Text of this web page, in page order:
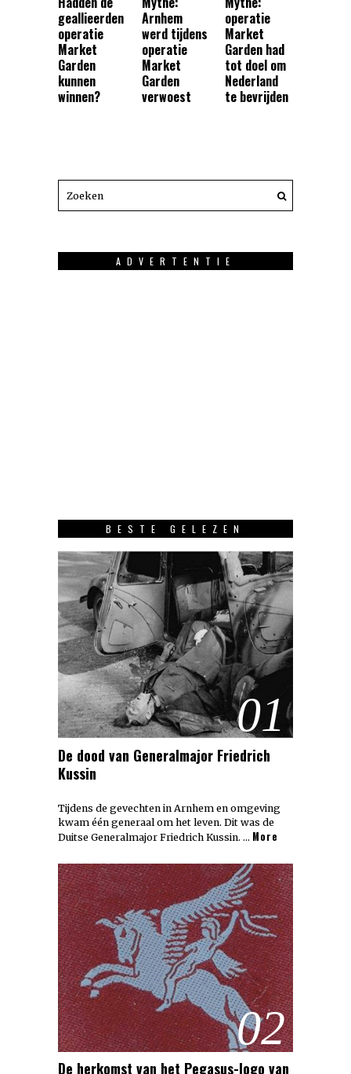
geallieerden
operatie
Market
Garden
kunnen
winnen?
Arnhem
werd tijdens
operatie
Market
Garden
verwoest
operatie
Market
Garden had
tot doel om
Nederland
te bevrijden
ADVERTENTIE
BESTE GELEZEN
01
De dood van Generalmajor Friedrich
Kussin
Tijdens de gevechten in Arnhem en omgeving
kwam één generaal om het leven. Dit was de
Duitse Generalmajor Friedrich Kussin. … More
02
De herkomst van het Pegasus-logo van